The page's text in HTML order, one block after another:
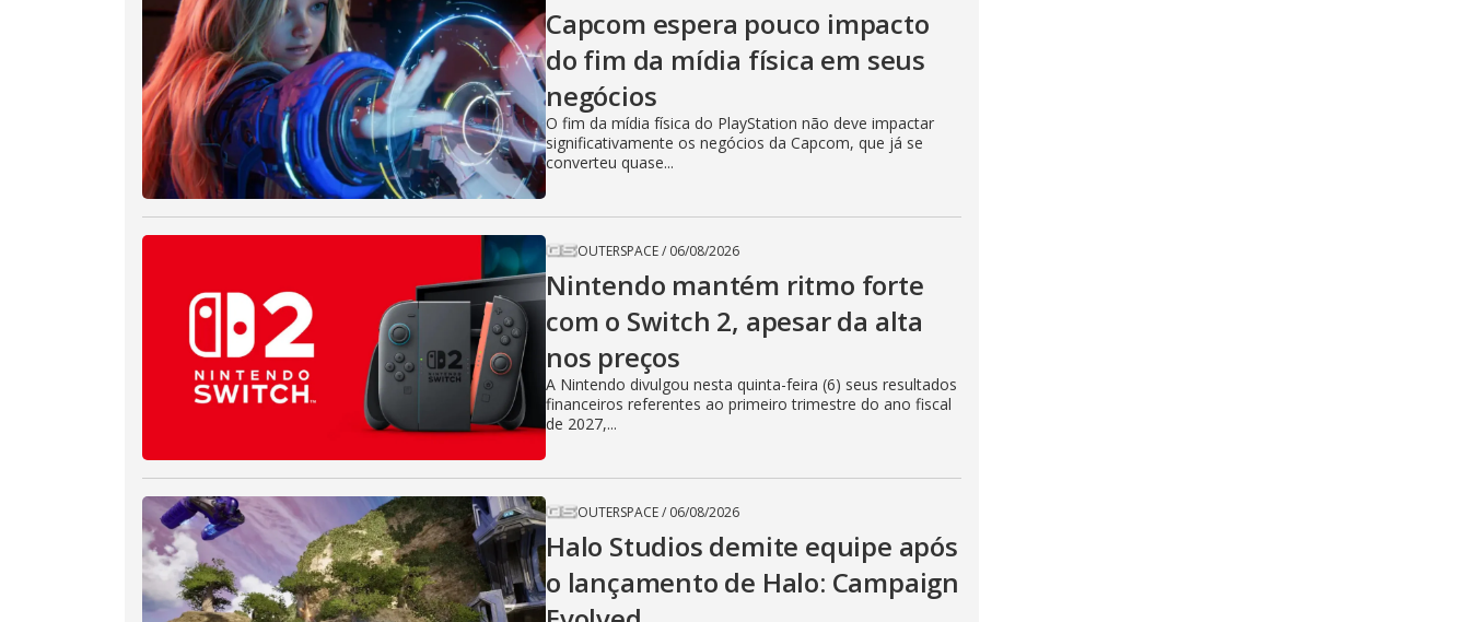
Capcom espera pouco impacto
do fim da mídia física em seus
negócios
O fim da mídia física do PlayStation não deve impactar
significativamente os negócios da Capcom, que já se
converteu quase...
OUTERSPACE/ 06/08/2026
Nintendo mantém ritmo forte
com o Switch 2, apesar da alta
nos preços
A Nintendo divulgou nesta quinta-feira (6) seus resultados
financeiros referentes ao primeiro trimestre do ano fiscal
de 2027,...
OUTERSPACE/ 06/08/2026
Halo Studios demite equipe após
o lançamento de Halo: Campaign